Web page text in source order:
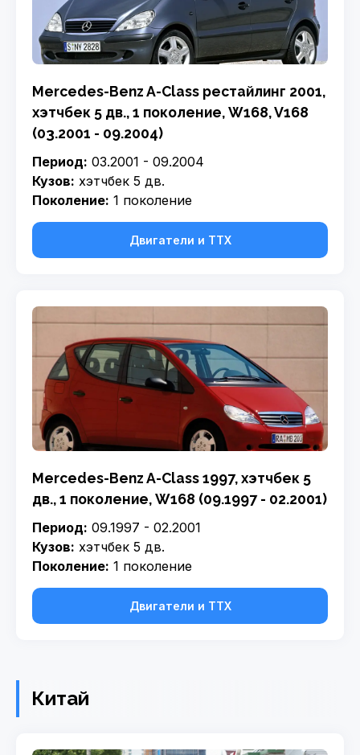
Mercedes-Benz A-Class рестайлинг 2001,
хэтчбек 5 дв., 1 поколение, W168, V168
(03.2001 - 09.2004)
Период: 03.2001 - 09.2004
Кузов: хэтчбек 5 дв.
Поколение: 1 поколение
Двигатели и ТТХ
Mercedes-Benz A-Class 1997, хэтчбек 5
дв., 1 поколение, W168 (09.1997 - 02.2001)
Период: 09.1997 - 02.2001
Кузов: хэтчбек 5 дв.
Поколение: 1 поколение
Двигатели и ТТХ
Китай